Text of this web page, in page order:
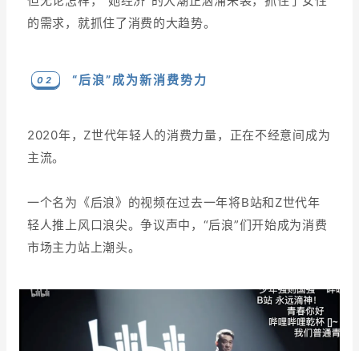
的需求，就抓住了消费的大趋势。
0 2 “后浪”成为新消费势力
2020年，Z世代年轻人的消费力量，正在不经意间成为
主流。
一个名为《后浪》的视频在过去一年将B站和Z世代年
轻人推上风口浪尖。争议声中，“后浪”们开始成为消费
市场主力站上潮头。